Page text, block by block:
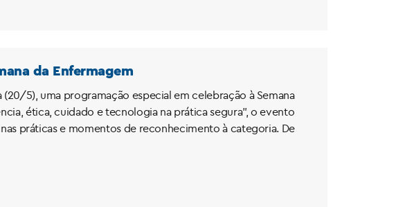
da Enfermagem
5), uma programação especial em celebração à Semana
ética, cuidado e tecnologia na prática segura”, o evento
práticas e momentos de reconhecimento à categoria. De